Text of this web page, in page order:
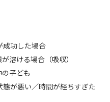
成功した場合
溶ける場合（吸収）
子ども
態が悪い／時間が経ちすぎた